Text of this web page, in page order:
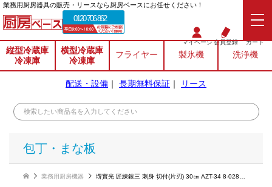
業務⽤厨房器具の販売・リースなら厨房ベースにお任せください！
0120-706-862
マイページ会員登録 カート
縦型冷蔵庫
冷凍庫
横型冷蔵庫
冷凍庫
フライヤー 製氷機 洗浄機
配送・設備 ｜ 長期無料保証 ｜ リース
包丁・まな板
業務用厨房機器 堺實光 匠練銀三 刺身 切付(片刃) 30㎝ AZT-34 8-0287-1004